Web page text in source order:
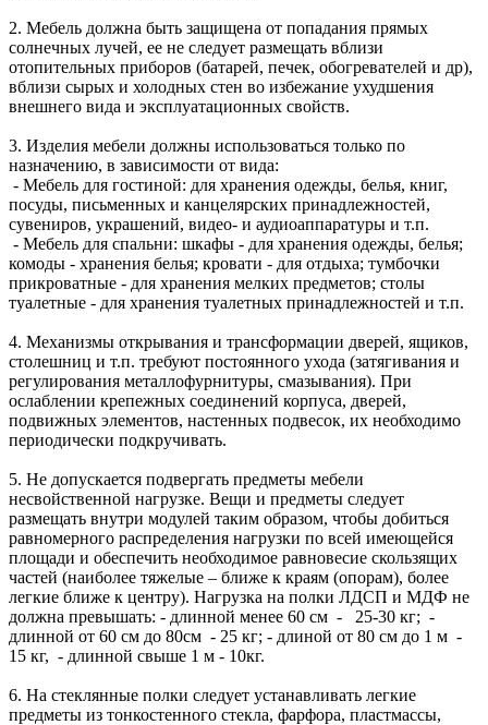
2. Мебель должна быть защищена от попадания прямых
солнечных лучей, ее не следует размещать вблизи
отопительных приборов (батарей, печек, обогревателей и др),
вблизи сырых и холодных стен во избежание ухудшения
внешнего вида и эксплуатационных свойств.
3. Изделия мебели должны использоваться только по
назначению, в зависимости от вида:
- Мебель для гостиной: для хранения одежды, белья, книг,
посуды, письменных и канцелярских принадлежностей,
сувениров, украшений, видео- и аудиоаппаратуры и т.п.
- Мебель для спальни: шкафы - для хранения одежды, белья;
комоды - хранения белья; кровати - для отдыха; тумбочки
прикроватные - для хранения мелких предметов; столы
туалетные - для хранения туалетных принадлежностей и т.п.
4. Механизмы открывания и трансформации дверей, ящиков,
столешниц и т.п. требуют постоянного ухода (затягивания и
регулирования металлофурнитуры, смазывания). При
ослаблении крепежных соединений корпуса, дверей,
подвижных элементов, настенных подвесок, их необходимо
периодически подкручивать.
5. Не допускается подвергать предметы мебели
несвойственной нагрузке. Вещи и предметы следует
размещать внутри модулей таким образом, чтобы добиться
равномерного распределения нагрузки по всей имеющейся
площади и обеспечить необходимое равновесие скользящих
частей (наиболее тяжелые – ближе к краям (опорам), более
легкие ближе к центру). Нагрузка на полки ЛДСП и МДФ не
должна превышать: - длинной менее 60 см - 25-30 кг; -
длинной от 60 см до 80см - 25 кг; - длиной от 80 см до 1 м -
15 кг, - длинной свыше 1 м - 10кг.
6. На стеклянные полки следует устанавливать легкие
предметы из тонкостенного стекла, фарфора, пластмассы,